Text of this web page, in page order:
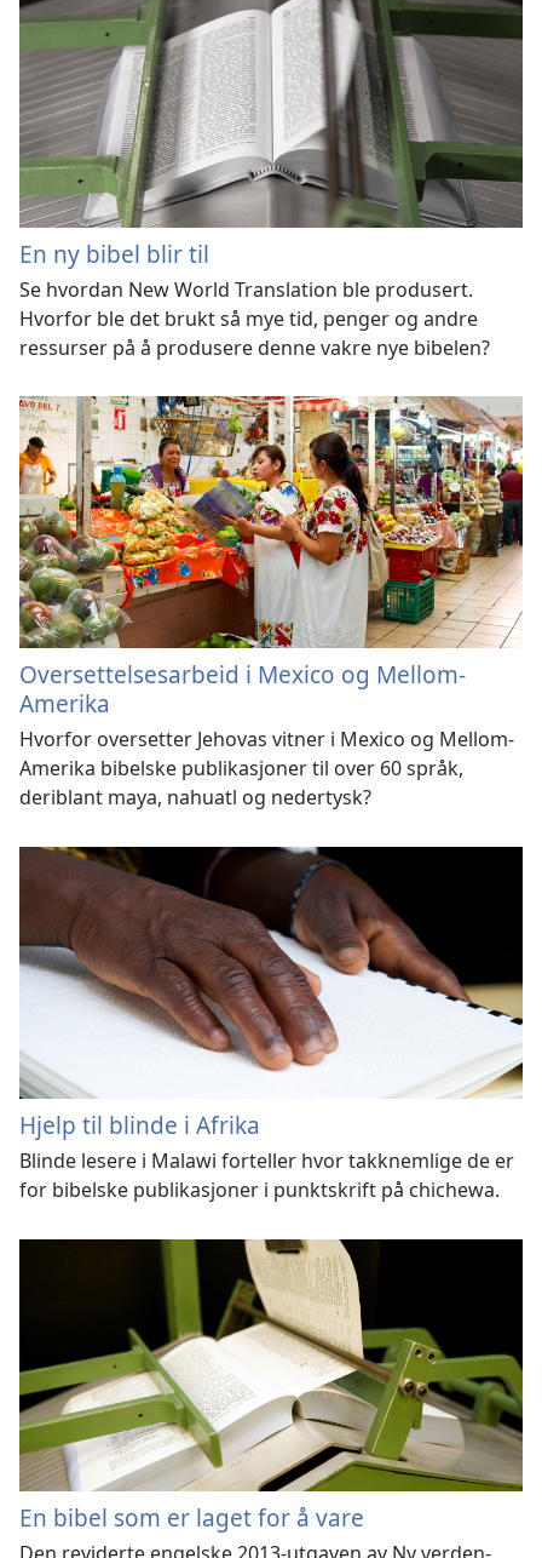
En ny bibel blir til
Se hvordan New World Translation ble produsert.
Hvorfor ble det brukt så mye tid, penger og andre
ressurser på å produsere denne vakre nye bibelen?
Oversettelsesarbeid i Mexico og Mellom-
Amerika
Hvorfor oversetter Jehovas vitner i Mexico og Mellom-
Amerika bibelske publikasjoner til over 60 språk,
deriblant maya, nahuatl og nedertysk?
Hjelp til blinde i Afrika
Blinde lesere i Malawi forteller hvor takknemlige de er
for bibelske publikasjoner i punktskrift på chichewa.
En bibel som er laget for å vare